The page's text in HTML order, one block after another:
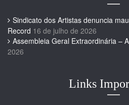
Sindicato dos Artistas denuncia
Record 16 de julho de 2026
Assembleia Geral Extraordinária –
2026
Links